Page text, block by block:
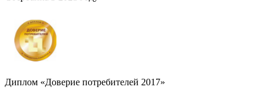
Диплом «Доверие потребителей 2017»